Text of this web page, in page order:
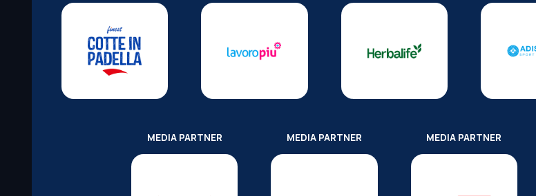
MEDIA PARTNER MEDIA PARTNER MEDIA PARTNER